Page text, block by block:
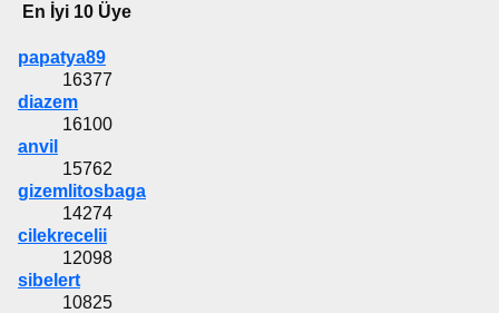
En İyi 10 Üye
papatya89
16377
diazem
16100
anvil
15762
gizemlitosbaga
14274
cilekrecelii
12098
sibelert
10825